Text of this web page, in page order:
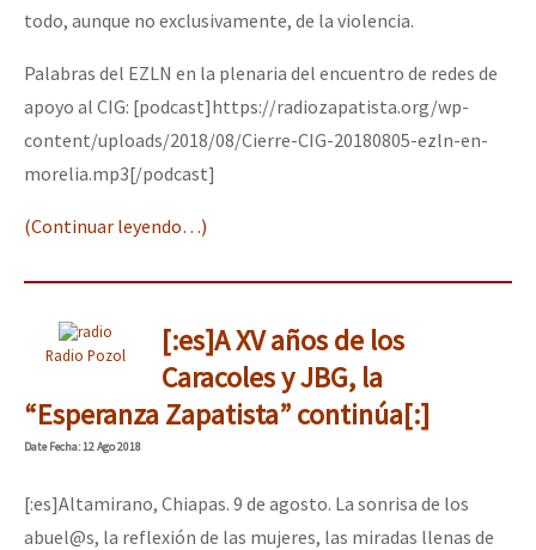
todo, aunque no exclusivamente, de la violencia.
Palabras del EZLN en la plenaria del encuentro de redes de
apoyo al CIG: [podcast]https://radiozapatista.org/wp-
content/uploads/2018/08/Cierre-CIG-20180805-ezln-en-
morelia.mp3[/podcast]
(Continuar leyendo…)
Radio Pozol
[:es]A XV años de los
Caracoles y JBG, la
“Esperanza Zapatista” continúa[:]
DateFecha: 12 Ago 2018
[:es]Altamirano, Chiapas. 9 de agosto. La sonrisa de los
abuel@s, la reflexión de las mujeres, las miradas llenas de